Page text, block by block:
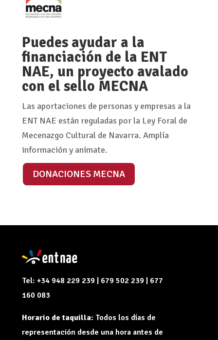
Puedes ayudar a la
financiación de la ENT
NAE, un proyecto avalado
con el sello MECNA
Las aportaciones de personas y empresas a la
ENT NAE están reguladas por la Ley Foral de
Mecenazgo Cultural de Navarra. Amplía
información y anímate.
DONACIONES MECNA
Tel: +34 948 229 239 | 679 502 239 | 677
160 083
Horario de taquilla: Todos los días de
representación desde una hora antes de